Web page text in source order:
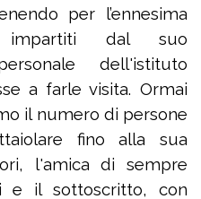
per l’ennesima
dal suo
dell'istituto
a farle visita. Ormai
il numero di persone
fino alla sua
l'amica di sempre
e il sottoscritto, con